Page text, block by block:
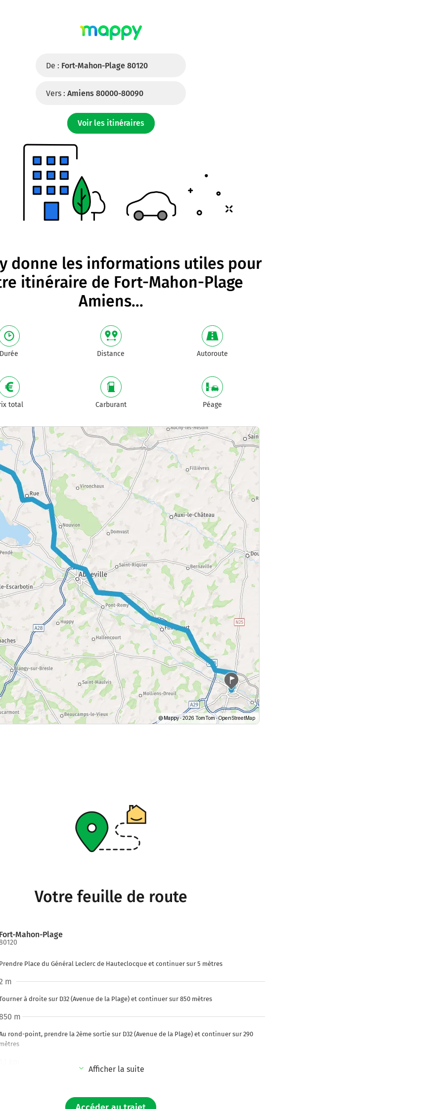
De : Fort-Mahon-Plage 80120
Vers : Amiens 80000-80090
Voir les itinéraires
donne les informations utiles pour
itinéraire de Fort-Mahon-Plage
Amiens...
Durée Distance Autoroute
total Carburant Péage
Votre feuille de route
Mahon-Plage
Place du Général Leclerc de Hauteclocque et continuer sur 5 mètres
à droite sur D32 (Avenue de la Plage) et continuer sur 850 mètres
m
rond-point, prendre la 2ème sortie sur D32 (Avenue de la Plage) et continuer sur 290
m
Afficher la suite